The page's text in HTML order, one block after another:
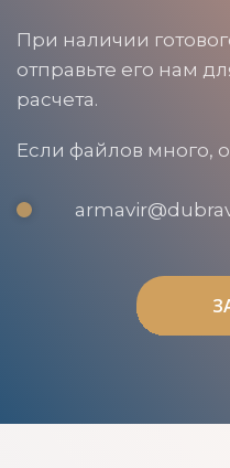
При наличии
отправьте его нам
расчета.
Если файлов много,